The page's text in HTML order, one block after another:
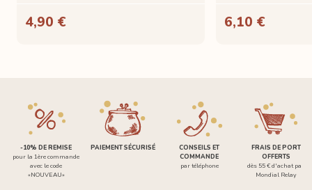
4,90 € 6,10 €
-10% DE REMISE
pour la 1ère commande
avec le code
«NOUVEAU»
PAIEMENT SÉCURISÉ
CONSEILS ET
COMMANDE
par téléphone
FRAIS DE PORT
OFFERTS
dès 55 € d'achat par
Mondial Relay